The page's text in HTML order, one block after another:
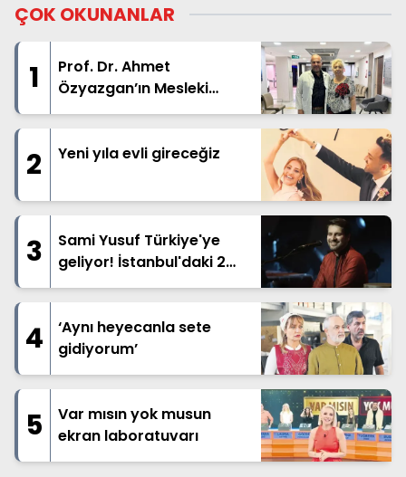
ÇOK OKUNANLAR
1
Prof. Dr. Ahmet
Özyazgan’ın Mesleki
Kariyeri ve Ortopedi
2 Yeni yıla evli gireceğiz
3
Sami Yusuf Türkiye'ye
geliyor! İstanbul'daki 2
dev konser öncesi 10
4
‘Aynı heyecanla sete
gidiyorum’
5
Var mısın yok musun
ekran laboratuvarı